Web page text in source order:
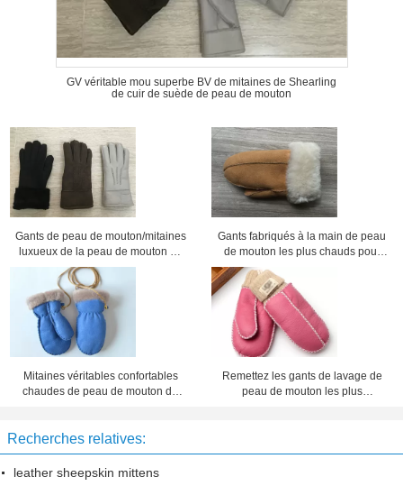
GV véritable mou superbe BV de mitaines de Shearling
de cuir de suède de peau de mouton
Gants de peau de mouton/mitaines
luxueux de la peau de mouton de
femmes en cuir de noir les plus
chauds
Gants fabriqués à la main de peau
de mouton les plus chauds pour
des dames avec la taille de
manchette 5 - 6cm
Mitaines véritables confortables
chaudes de peau de mouton de
Remettez les gants de lavage de
peau de mouton les plus
Recherches relatives:
leather sheepskin mittens